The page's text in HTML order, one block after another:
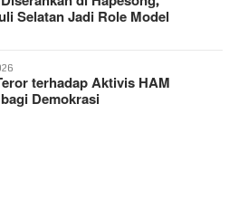
Selatan Jadi Role Model
terhadap Aktivis HAM
Demokrasi